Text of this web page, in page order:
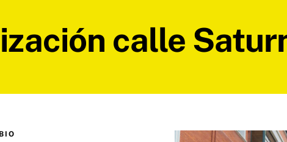
calle